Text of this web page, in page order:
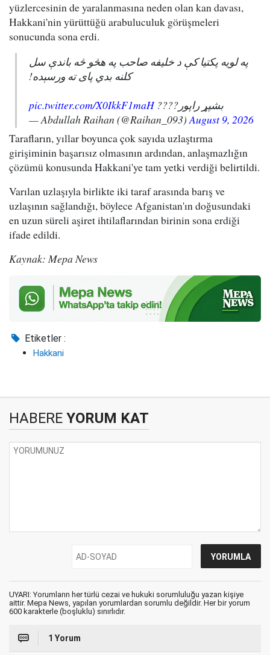
yüzlercesinin de yaralanmasına neden olan kan davası,
Hakkani'nin yürüttüğü arabuluculuk görüşmeleri
sonucunda sona erdi.
په لویه پکتیا کې د خلیفه صاحب په هڅو څه باندې سل
کلنه بدي پای ته ورسېده!
بشپړ راپور????pic.twitter.com/X0IkkF1maH
— Abdullah Raihan (@Raihan_093) August 9, 2026
Tarafların, yıllar boyunca çok sayıda uzlaştırma
girişiminin başarısız olmasının ardından, anlaşmazlığın
çözümü konusunda Hakkani'ye tam yetki verdiği belirtildi.
Varılan uzlaşıyla birlikte iki taraf arasında barış ve
uzlaşının sağlandığı, böylece Afganistan'ın doğusundaki
en uzun süreli aşiret ihtilaflarından birinin sona erdiği
ifade edildi.
Kaynak: Mepa News
Etiketler :
Hakkani
HABERE YORUM KAT
UYARI: Yorumların her türlü cezai ve hukuki sorumluluğu yazan kişiye
aittir. Mepa News, yapılan yorumlardan sorumlu değildir. Her bir yorum
600 karakterle (boşluklu) sınırlıdır.
1 Yorum